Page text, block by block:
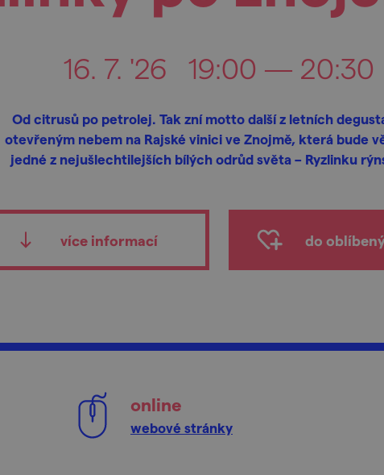
16. 7. '26 19:00 — 20:30
Od citrusů po petrolej. Tak zní motto další z letních
otevřeným nebem na Rajské vinici ve Znojmě, která bude
jedné z nejušlechtilejších bílých odrůd světa – Ryzlinku
více informací do
online
webové stránky